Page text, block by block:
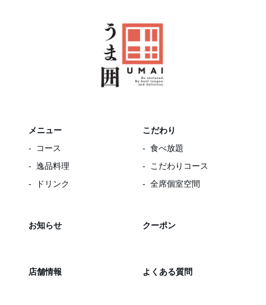
メニュー
コース
逸品料理
ドリンク
こだわり
食べ放題
こだわりコース
全席個室空間
お知らせ クーポン
店舗情報 よくある質問